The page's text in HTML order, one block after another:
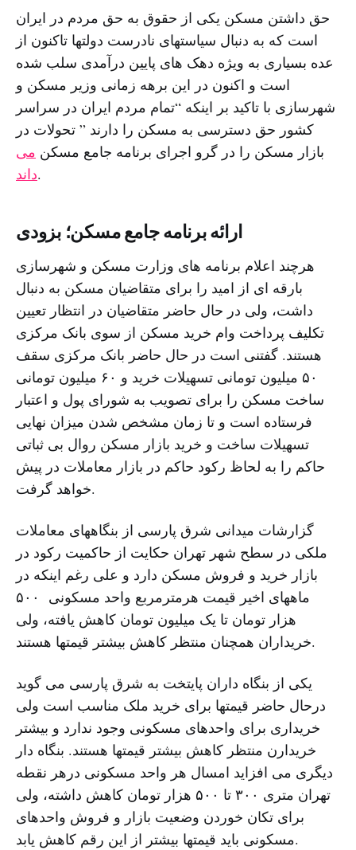
حق داشتن مسکن یکی از حقوق به حق مردم در ایران
است که به دنبال سیاستهای نادرست دولتها تاکنون از
عده بسیاری به ویژه دهک های پایین درآمدی سلب شده
است و اکنون در این برهه زمانی وزیر مسکن و
شهرسازی با تاکید بر اینکه “تمام مردم ایران در سراسر
کشور حق دسترسی به مسکن را دارند ” تحولات در
بازار مسکن را در گرو اجرای برنامه جامع مسکن می
داند.
ارائه برنامه جامع مسکن؛ بزودی
هرچند اعلام برنامه های وزارت مسکن و شهرسازی
بارقه ای از امید را برای متقاضیان مسکن به دنبال
داشت، ولی در حال حاضر متقاضیان در انتظار تعیین
تکلیف پرداخت وام خرید مسکن از سوی بانک مرکزی
هستند. گفتنی است در حال حاضر بانک مرکزی سقف
۵۰ میلیون تومانی تسهیلات خرید و ۶۰ میلیون تومانی
ساخت مسکن را برای تصویب به شورای پول و اعتبار
فرستاده است و تا زمان مشخص شدن میزان نهایی
تسهیلات ساخت و خرید بازار مسکن روال بی ثباتی
حاکم را به لحاظ رکود حاکم در بازار معاملات در پیش
خواهد گرفت.
گزارشات میدانی شرق پارسی از بنگاههای معاملات
ملکی در سطح شهر تهران حکایت از حاکمیت رکود در
بازار خرید و فروش مسکن دارد و علی رغم اینکه در
ماههای اخیر قیمت هرمترمربع واحد مسکونی ۵۰۰
هزار تومان تا یک میلیون تومان کاهش یافته، ولی
خریداران همچنان منتظر کاهش بیشتر قیمتها هستند.
یکی از بنگاه داران پایتخت به شرق پارسی می گوید
درحال حاضر قیمتها برای خرید ملک مناسب است ولی
خریداری برای واحدهای مسکونی وجود ندارد و بیشتر
خریدارن منتظر کاهش بیشتر قیمتها هستند. بنگاه دار
دیگری می افزاید امسال هر واحد مسکونی درهر نقطه
تهران متری ۳۰۰ تا ۵۰۰ هزار تومان کاهش داشته، ولی
برای تکان خوردن وضعیت بازار و فروش واحدهای
مسکونی باید قیمتها بیشتر از این رقم کاهش یابد.